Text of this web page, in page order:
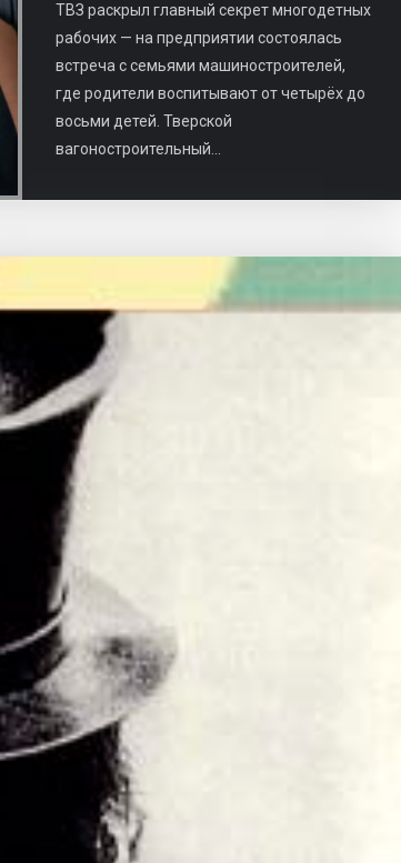
ТВЗ раскрыл главный секрет многодетных
рабочих — на предприятии состоялась
встреча с семьями машиностроителей,
где родители воспитывают от четырёх до
восьми детей. Тверской
вагоностроительный...